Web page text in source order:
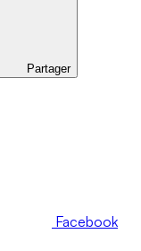
Partager
Facebook